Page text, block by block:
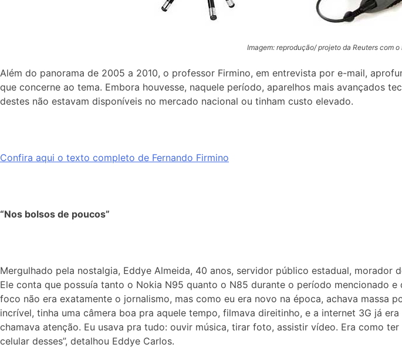
Imagem: reprodução/ projeto da Reuters com
Além do panorama de 2005 a 2010, o professor Firmino, em entrevista por e-mail,
que concerne ao tema. Embora houvesse, naquele período, aparelhos mais avançados
destes não estavam disponíveis no mercado nacional ou tinham custo elevado.
Confira aqui o texto completo de Fernando Firmino
“Nos bolsos de poucos”
Mergulhado pela nostalgia, Eddye Almeida, 40 anos, servidor público estadual, morador
Ele conta que possuía tanto o Nokia N95 quanto o N85 durante o período mencionado
foco não era exatamente o jornalismo, mas como eu era novo na época, achava massa
incrível, tinha uma câmera boa pra aquele tempo, filmava direitinho, e a internet 3G já
chamava atenção. Eu usava pra tudo: ouvir música, tirar foto, assistir vídeo. Era como
celular desses”, detalhou Eddye Carlos.